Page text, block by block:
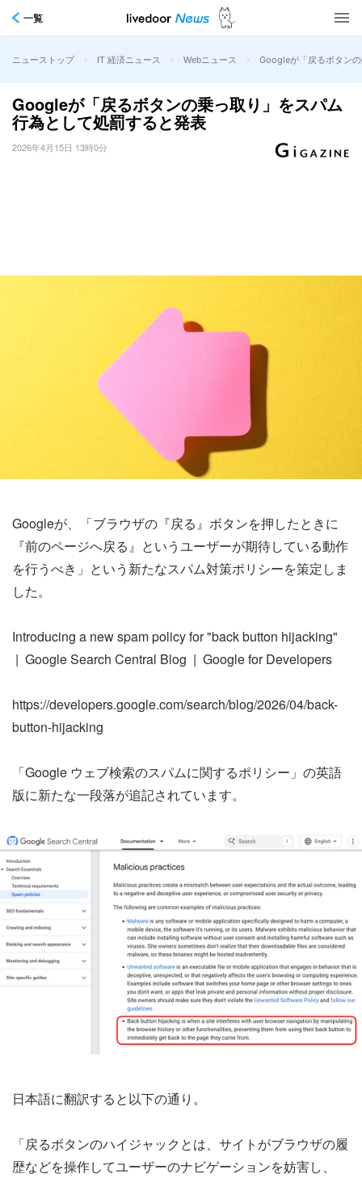
一覧
ニューストップ > IT 経済ニュース > Webニュース > Googleが「戻るボタン
Googleが「戻るボタンの乗っ取り」をスパム
行為として処罰すると発表
2026年4月15日 13時0分
Googleが、「ブラウザの『戻る』ボタンを押したときに
『前のページへ戻る』というユーザーが期待している動作
を行うべき」という新たなスパム対策ポリシーを策定しま
した。
Introducing a new spam policy for "back button hijacking"
| Google Search Central Blog | Google for Developers
https://developers.google.com/search/blog/2026/04/back-
button-hijacking
「Google ウェブ検索のスパムに関するポリシー」の英語
版に新たな一段落が追記されています。
日本語に翻訳すると以下の通り。
「戻るボタンのハイジャックとは、サイトがブラウザの履
歴などを操作してユーザーのナビゲーションを妨害し、